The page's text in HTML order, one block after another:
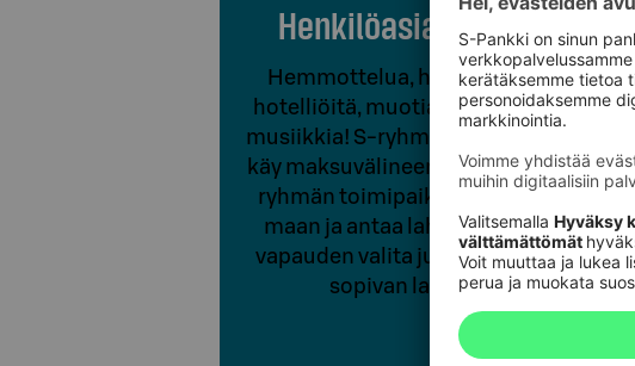
Henkilöasiakkaille
Hemmottelua, herkuttelua,
hotelliöitä, muotia, kauneutta,
musiikkia! S-ryhmän lahjakortti
käy maksuvälineenä yli 1 500 S-
ryhmän toimipaikassa kautta
maan ja antaa lahjansaajalle
vapauden valita juuri itselleen
sopivan lahjan.